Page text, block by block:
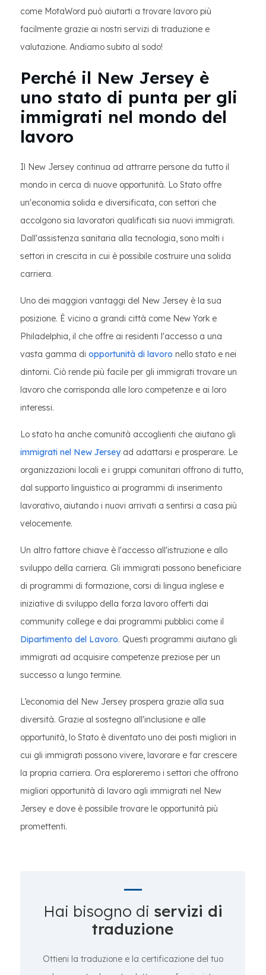
come MotaWord può aiutarti a trovare lavoro più
facilmente grazie ai nostri servizi di traduzione e
valutazione. Andiamo subito al sodo!
Perché il New Jersey è
uno stato di punta per gli
immigrati nel mondo del
lavoro
Il New Jersey continua ad attrarre persone da tutto il
mondo in cerca di nuove opportunità. Lo Stato offre
un'economia solida e diversificata, con settori che
accolgono sia lavoratori qualificati sia nuovi immigrati.
Dall'assistenza sanitaria alla tecnologia, sono molti i
settori in crescita in cui è possibile costruire una solida
carriera.
Uno dei maggiori vantaggi del New Jersey è la sua
posizione. È vicino a grandi città come New York e
Philadelphia, il che offre ai residenti l'accesso a una
vasta gamma di opportunità di lavoro nello stato e nei
dintorni. Ciò rende più facile per gli immigrati trovare un
lavoro che corrisponda alle loro competenze e ai loro
interessi.
Lo stato ha anche comunità accoglienti che aiutano gli
immigrati nel New Jerseyad adattarsi e prosperare. Le
organizzazioni locali e i gruppi comunitari offrono di tutto,
dal supporto linguistico ai programmi di inserimento
lavorativo, aiutando i nuovi arrivati a sentirsi a casa più
velocemente.
Un altro fattore chiave è l'accesso all'istruzione e allo
sviluppo della carriera. Gli immigrati possono beneficiare
di programmi di formazione, corsi di lingua inglese e
iniziative di sviluppo della forza lavoro offerti dai
community college e dai programmi pubblici come il
Dipartimento del Lavoro. Questi programmi aiutano gli
immigrati ad acquisire competenze preziose per un
successo a lungo termine.
L’economia del New Jersey prospera grazie alla sua
diversità. Grazie al sostegno all'inclusione e alle
opportunità, lo Stato è diventato uno dei posti migliori in
cui gli immigrati possono vivere, lavorare e far crescere
la propria carriera. Ora esploreremo i settori che offrono
migliori opportunità di lavoro agli immigrati nel New
Jersey e dove è possibile trovare le opportunità più
promettenti.
Hai bisogno di servizi di
traduzione
Ottieni la traduzione e la certificazione del tuo